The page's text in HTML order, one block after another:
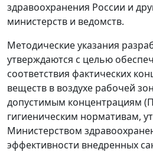
здравоохранения России и
министерств и ведомств.
Методические указания
утверждаются с целью
соответствия фактических
веществ в воздухе рабочей
допустимым концентрациям
гигиеническим нормативам,
Министерством
эффективности внедренных